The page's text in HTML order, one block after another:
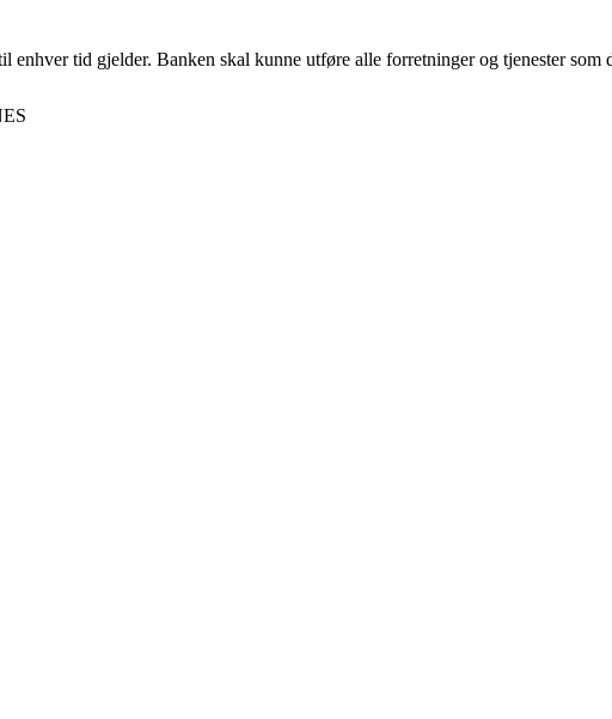
tid gjelder. Banken skal kunne utføre alle forretninger og tjenester som